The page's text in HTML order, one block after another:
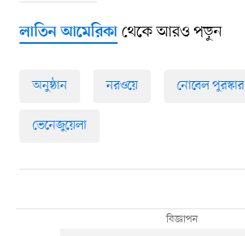
লাতিন আমেরিকাথেকে আরও পড়ুন
অনুষ্ঠান নরওয়ে নোবেল পুরস্কার
ভেনেজুয়েলা